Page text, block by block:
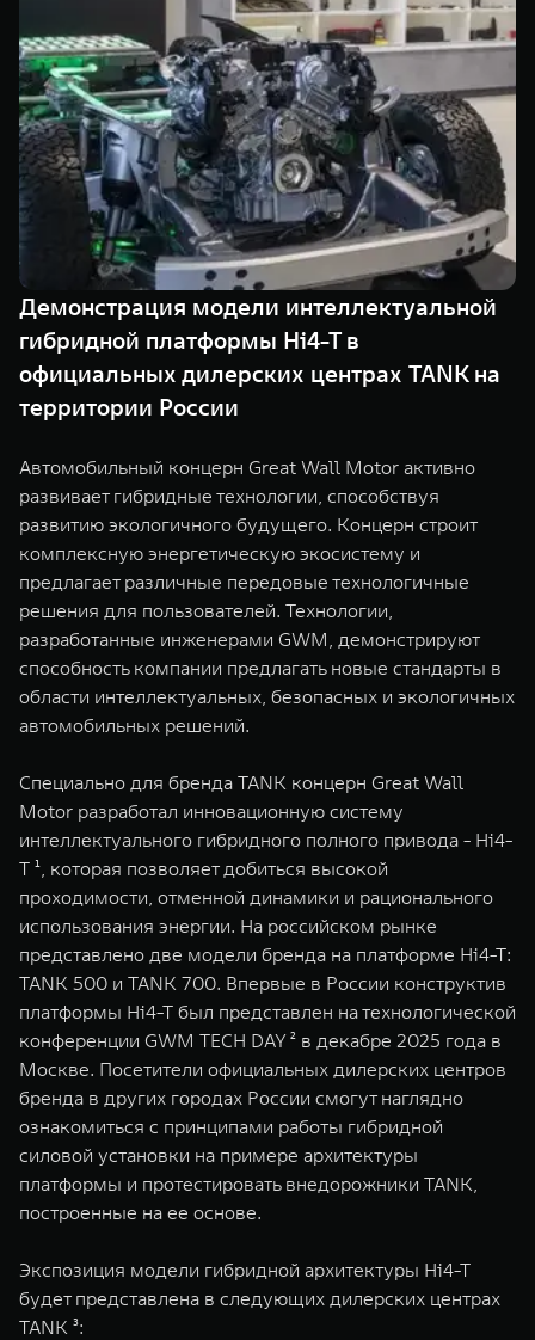
TANK 500
Веди за собой
от 6 499 000 ₽
TANK 700
Сила признания
от 10 199 000 ₽
WEY 07
Расширяя границы комфорта
от 6 149 000 ₽
WEY 05
Эстетика нового времени
от 5 699 000 ₽
WEY 80
Масштаб возможностей
от 6 449 000 ₽
WEY 80 Лаундж
Масштаб возможностей
от 8 099 000 ₽
ПОКУПКА АВТОМОБИЛЯ
TANK Финансы
Корпоративным клиентам
TANK ФИНАНСЫ
TANK Кредит
TANK Лизинг
TANK Страхование
Специальные предложения
Моторные масла
ЦИФРОВЫЕ СЕРВИСЫ TANK
Цифровые сервисы TANK
Подписки
Демонстрация модели интеллектуальной
гибридной платформы Hi4-T в
официальных дилерских центрах TANK на
территории России
Автомобильный концерн Great Wall Motor активно
развивает гибридные технологии, способствуя
развитию экологичного будущего. Концерн строит
комплексную энергетическую экосистему и
предлагает различные передовые технологичные
решения для пользователей. Технологии,
разработанные инженерами GWM, демонстрируют
способность компании предлагать новые стандарты в
области интеллектуальных, безопасных и экологичных
автомобильных решений.
Специально для бренда TANK концерн Great Wall
Motor разработал инновационную систему
интеллектуального гибридного полного привода - Hi4-
T ¹, которая позволяет добиться высокой
проходимости, отменной динамики и рационального
использования энергии. На российском рынке
представлено две модели бренда на платформе Hi4-T:
TANK 500 и TANK 700. Впервые в России конструктив
платформы Hi4-T был представлен на технологической
конференции GWM TECH DAY ² в декабре 2025 года в
Москве. Посетители официальных дилерских центров
бренда в других городах России смогут наглядно
ознакомиться с принципами работы гибридной
силовой установки на примере архитектуры
платформы и протестировать внедорожники TANK,
построенные на ее основе.
Экспозиция модели гибридной архитектуры Hi4-T
будет представлена в следующих дилерских центрах
TANK ³: